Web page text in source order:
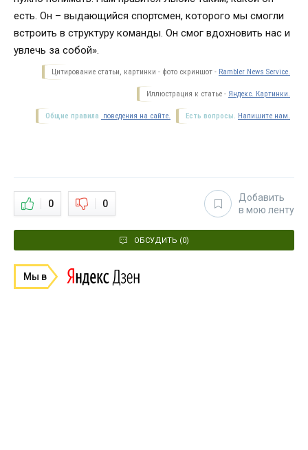
есть. Он – выдающийся спортсмен, которого мы смогли
встроить в структуру команды. Он смог вдохновить нас и
увлечь за собой».
Цитирование статьи, картинки - фото скриншот - Rambler News Service.
Иллюстрация к статье - Яндекс. Картинки.
Есть вопросы. Напишите нам.
Общие правила поведения на сайте.
0 0
Добавить
в мою ленту
ОБСУДИТЬ (0)
Мы в